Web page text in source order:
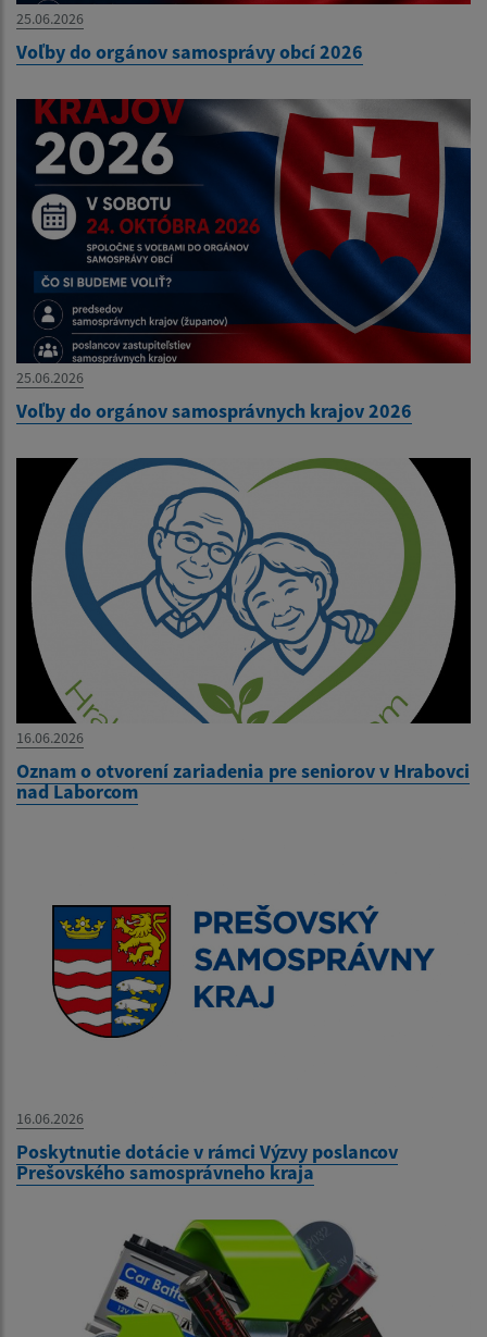
25.06.2026
Voľby do orgánov samosprávy obcí 2026
25.06.2026
Voľby do orgánov samosprávnych krajov 2026
16.06.2026
Oznam o otvorení zariadenia pre seniorov v Hrabovci
nad Laborcom
16.06.2026
Poskytnutie dotácie v rámci Výzvy poslancov
Prešovského samosprávneho kraja